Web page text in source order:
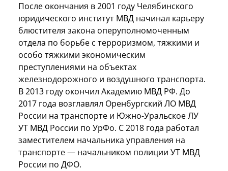
После окончания в 2001 году Челябинского
юридического институт МВД начинал карьеру
блюстителя закона оперуполномоченным
отдела по борьбе с терроризмом, тяжкими и
особо тяжкими экономическим
преступлениями на объектах
железнодорожного и воздушного транспорта.
В 2013 году окончил Академию МВД РФ. До
2017 года возглавлял Оренбургский ЛО МВД
России на транспорте и Южно-Уральское ЛУ
УТ МВД России по УрФо. С 2018 года работал
заместителем начальника управления на
транспорте — начальником полиции УТ МВД
России по ДФО.